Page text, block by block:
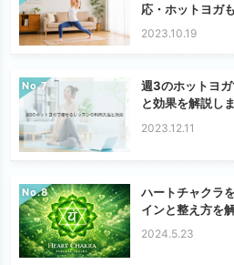
応・ホットヨガも
2023.10.19
No.
週3のホットヨ
と効果を解説し
2023.12.11
No.
ハートチャクラ
インと整え方を
2024.5.23